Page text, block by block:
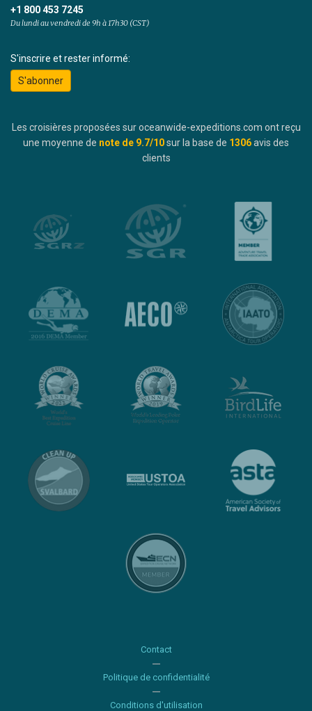
+1 800 453 7245
Du lundi au vendredi de 9h à 17h30 (CST)
S'inscrire et rester informé:
S'abonner
Les croisières proposées sur oceanwide-expeditions.com ont reçu
une moyenne de note de 9.7/10sur la base de 1306avis des
clients
Contact
Politique de confidentialité
Conditions d'utilisation